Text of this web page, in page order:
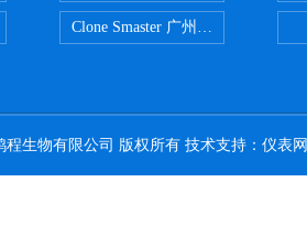
Clone Smaster 广州鸿程代理
生物有限公司 版权所有 技术支持： 仪表网